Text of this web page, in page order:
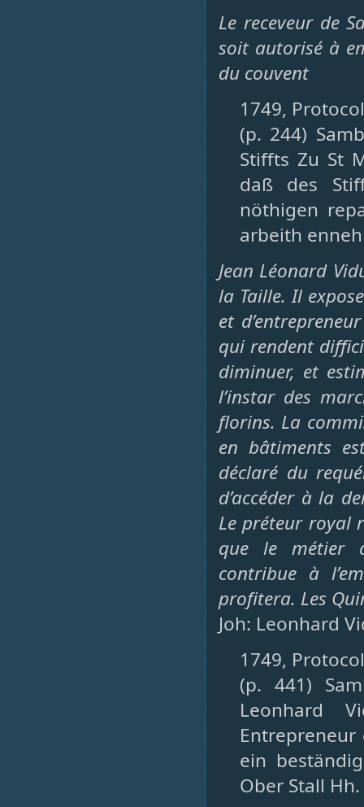
Le receveur de
soit autorisé à
du couvent
1749,
(p. 244)
Stiffts Zu St
daß des
nöthigen
arbeith
Jean Léonard
la Taille. Il
et
qui rendent
diminuer, et
l’instar des
florins. La
en bâtiments
déclaré du
d’accéder à la
Le préteur royal
que le métier
contribue à
profitera. Les
Joh: Leonhard
1749,
(p. 441)
Leonhard
ein
Ober Stall Hh.